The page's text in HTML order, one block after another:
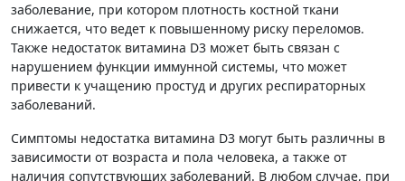
заболевание, при котором плотность костной ткани
снижается, что ведет к повышенному риску переломов.
Также недостаток витамина D3 может быть связан с
нарушением функции иммунной системы, что может
привести к учащению простуд и других респираторных
заболеваний.
Симптомы недостатка витамина D3 могут быть различны в
зависимости от возраста и пола человека, а также от
наличия сопутствующих заболеваний. В любом случае, при